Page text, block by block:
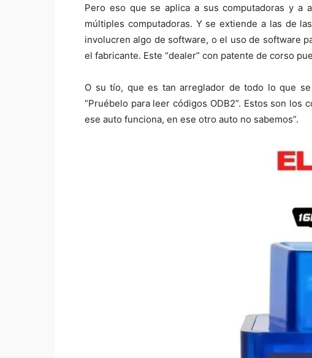
Pero eso que se aplica a sus computadoras y a
múltiples computadoras. Y se extiende a las de
involucren algo de software, o el uso de software
el fabricante. Este “dealer” con patente de corso
O su tío, que es tan arreglador de todo lo que
“Pruébelo para leer códigos ODB2”. Estos son
ese auto funciona, en ese otro auto no sabemos”.